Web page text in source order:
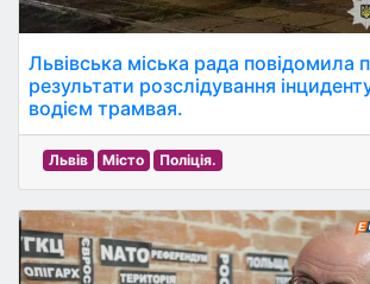
Львівська міська рада повідомила
результати розслідування
водієм трамвая.
Львів Місто Поліція.